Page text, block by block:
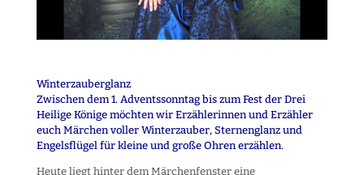
Winterzauberglanz
Zwischen dem 1. Adventssonntag bis zum Fest der Drei
Heilige Könige möchten wir Erzählerinnen und Erzähler
euch Märchen voller Winterzauber, Sternenglanz und
Engelsflügel für kleine und große Ohren erzählen.
Heute liegt hinter dem Märchenfenster eine